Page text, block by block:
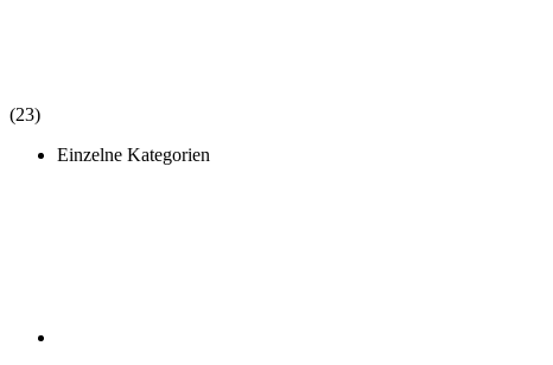
(23)
Einzelne Kategorien